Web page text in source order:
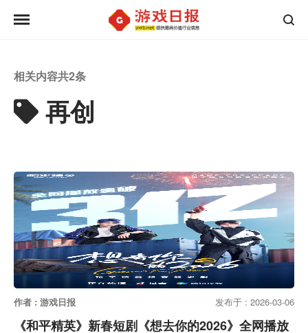
相关内容共2条
再创
作者 : 游戏日报 发布于 : 2026-03-06
《和平精英》新春短剧《想去你的2026》全网播放